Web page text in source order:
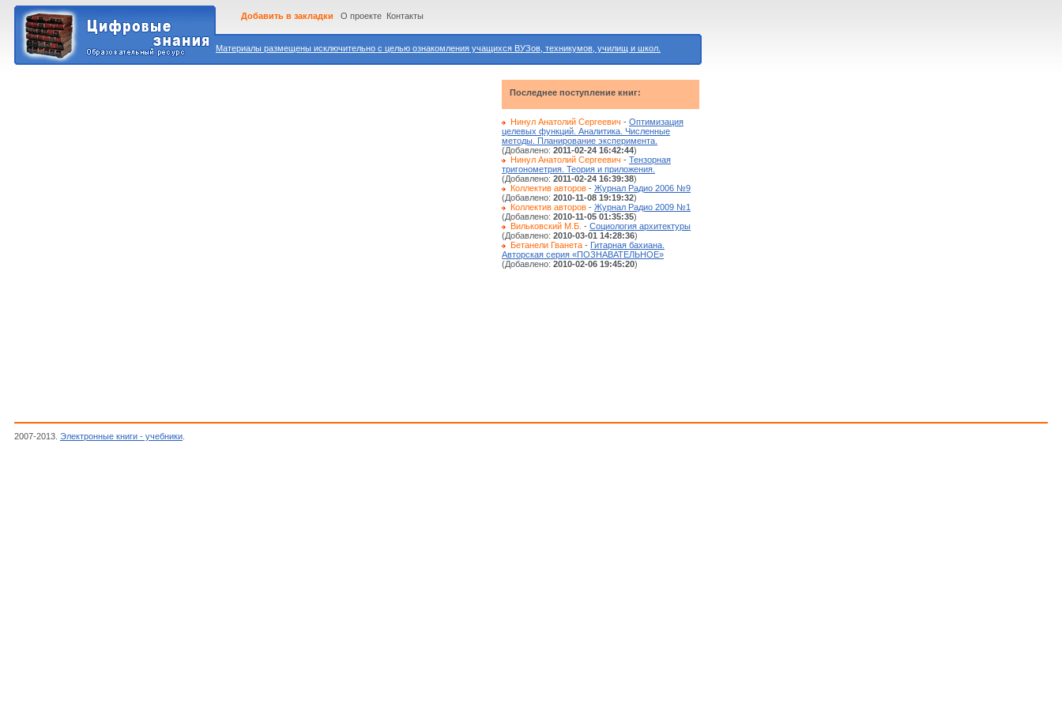
Материалы размещены исключительно с целью ознакомления учащихся ВУЗов, техникумов, училищ и школ.
Добавить в закладки О проекте Контакты
Последнее поступление книг:
Нинул Анатолий Сергеевич - Оптимизация
целевых функций. Аналитика. Численные
методы. Планирование эксперимента.
(Добавлено: 2011-02-24 16:42:44)
Нинул Анатолий Сергеевич - Тензорная
тригонометрия. Теория и приложения.
(Добавлено: 2011-02-24 16:39:38)
Коллектив авторов - Журнал Радио 2006 №9
(Добавлено: 2010-11-08 19:19:32)
Коллектив авторов - Журнал Радио 2009 №1
(Добавлено: 2010-11-05 01:35:35)
Вильковский М.Б. - Социология архитектуры
(Добавлено: 2010-03-01 14:28:36)
Бетанели Гванета - Гитарная бахиана.
Авторская серия «ПОЗНАВАТЕЛЬНОЕ»
(Добавлено: 2010-02-06 19:45:20)
2007-2013. Электронные книги - учебники